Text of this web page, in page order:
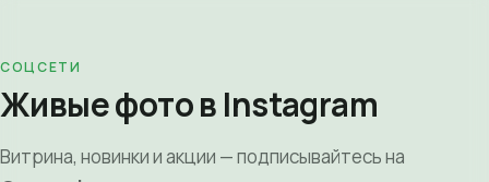
СОЦСЕТИ
Живые фото в Instagram
Витрина, новинки и акции — подписывайтесь на